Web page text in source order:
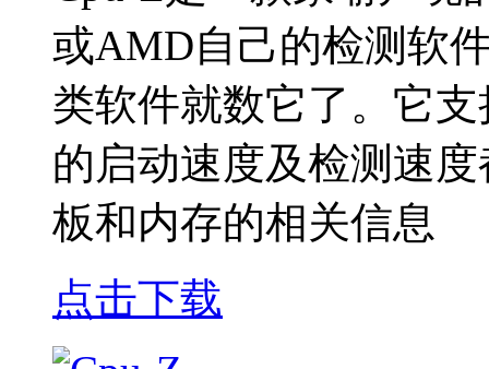
或AMD自己的检测软
类软件就数它了。它
的启动速度及检测速
板和内存的相关信息
点击下载